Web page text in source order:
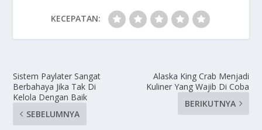
KECEPATAN:
Sistem Paylater Sangat
Berbahaya Jika Tak Di
Kelola Dengan Baik
SEBELUMNYA
Alaska King Crab Menjadi
Kuliner Yang Wajib Di Coba
BERIKUTNYA